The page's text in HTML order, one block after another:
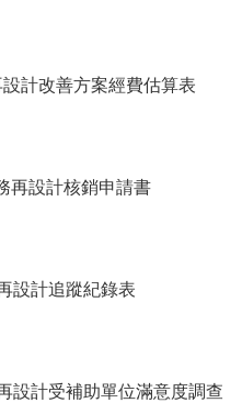
計改善方案經費估算表
再設計核銷申請書
設計追蹤紀錄表
設計受補助單位滿意度調查